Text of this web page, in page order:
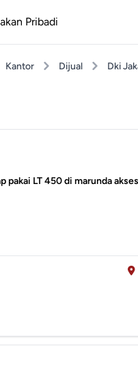
Pribadi
Kantor Dijual Dki
pakai LT 450 di marunda